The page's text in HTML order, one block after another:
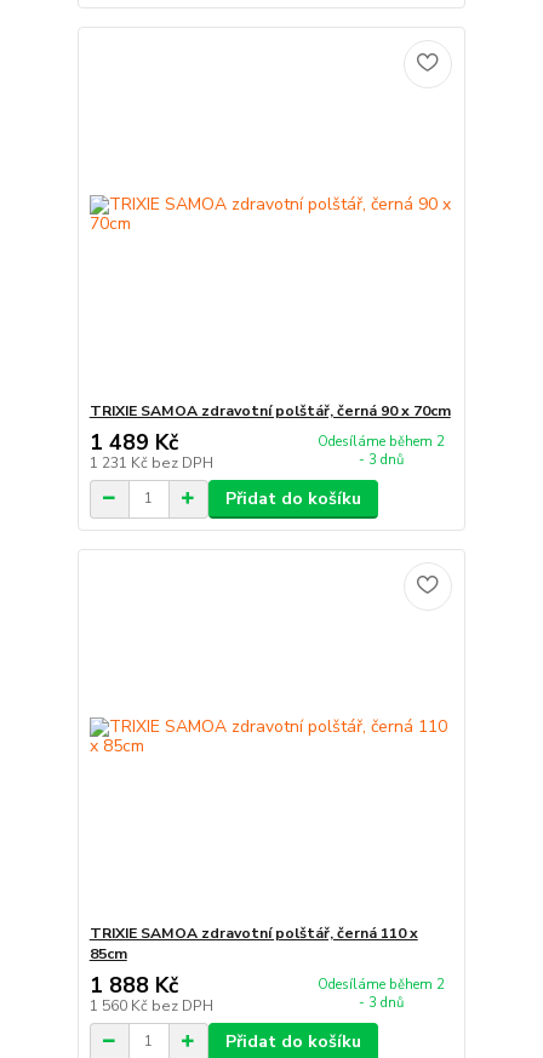
TRIXIE SAMOA zdravotní polštář, černá 90 x 70cm
1 489 Kč
1 231 Kč bez DPH
Odesíláme během 2
- 3 dnů
Přidat do košíku
TRIXIE SAMOA zdravotní polštář, černá 110 x
85cm
1 888 Kč
1 560 Kč bez DPH
Odesíláme během 2
- 3 dnů
Přidat do košíku